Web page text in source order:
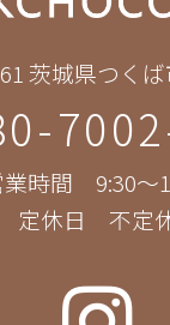
茨城県つく
業時間 9:30～
定休日 不定